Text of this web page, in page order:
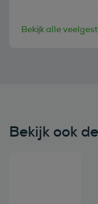
Bekijk alle
Bekijk ook